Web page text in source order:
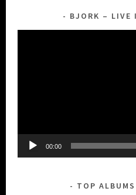
BJORK – LIVE
00:00
TOP